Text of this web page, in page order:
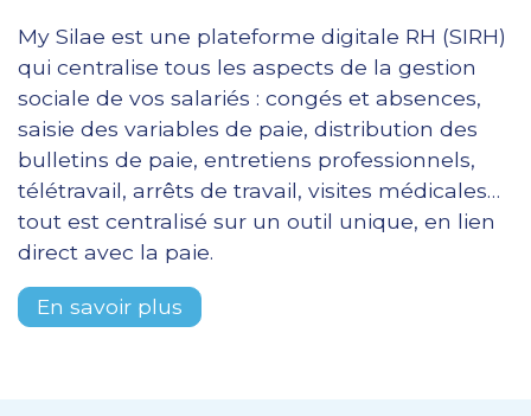
My Silae est une plateforme digitale RH (SIRH)
qui centralise tous les aspects de la gestion
sociale de vos salariés : congés et absences,
saisie des variables de paie, distribution des
bulletins de paie, entretiens professionnels,
télétravail, arrêts de travail, visites médicales…
tout est centralisé sur un outil unique, en lien
direct avec la paie.
En savoir plus